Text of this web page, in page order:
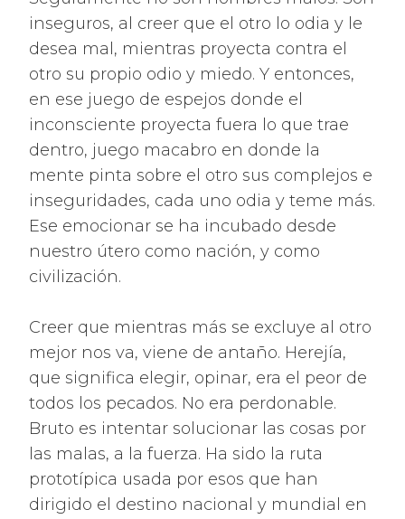
inseguros, al creer que el otro lo odia y le
desea mal, mientras proyecta contra el
otro su propio odio y miedo. Y entonces,
en ese juego de espejos donde el
inconsciente proyecta fuera lo que trae
dentro, juego macabro en donde la
mente pinta sobre el otro sus complejos e
inseguridades, cada uno odia y teme más.
Ese emocionar se ha incubado desde
nuestro útero como nación, y como
civilización.
Creer que mientras más se excluye al otro
mejor nos va, viene de antaño. Herejía,
que significa elegir, opinar, era el peor de
todos los pecados. No era perdonable.
Bruto es intentar solucionar las cosas por
las malas, a la fuerza. Ha sido la ruta
prototípica usada por esos que han
dirigido el destino nacional y mundial en